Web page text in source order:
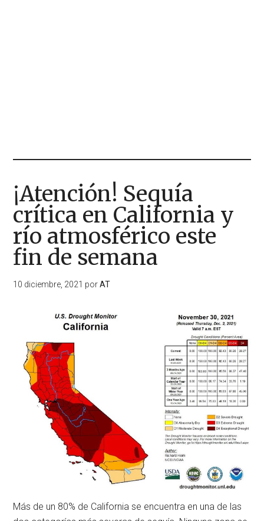
¡Atención! Sequía
crítica en California y
río atmosférico este
fin de semana
10 diciembre, 2021 porAT
Más de un 80% de California se encuentra en una de las